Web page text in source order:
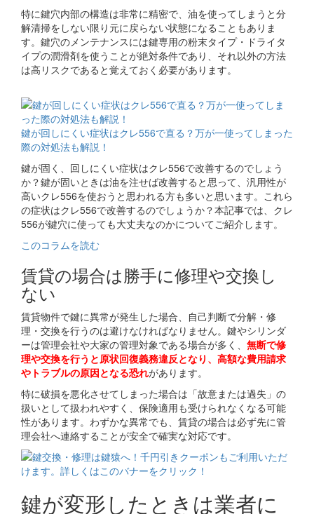
特に鍵穴内部の構造は非常に精密で、油を使ってしまうと分
解清掃をしない限り元に戻らない状態になることもありま
す。鍵穴のメンテナンスには鍵専用の粉末タイプ・ドライタ
イプの潤滑剤を使うことが絶対条件であり、それ以外の方法
は高リスクであると覚えておく必要があります。
鍵が回しにくい症状はクレ556で直る？万が一使ってしまった
際の対処法も解説！
鍵が固く、回しにくい症状はクレ556で改善するのでしょう
か？鍵が固いときは油を注せば改善すると思って、汎用性が
高いクレ556を使おうと思われる方も多いと思います。これら
の症状はクレ556で改善するのでしょうか？本記事では、クレ
556が鍵穴に使っても大丈夫なのかについてご紹介します。
このコラムを読む
賃貸の場合は勝手に修理や交換し
ない
賃貸物件で鍵に異常が発生した場合、自己判断で分解・修
理・交換を行うのは避けなければなりません。鍵やシリンダ
ーは管理会社や大家の管理対象である場合が多く、 無断で修
理や交換を行うと原状回復義務違反となり、高額な費用請求
やトラブルの原因となる恐れがあります。
特に破損を悪化させてしまった場合は「故意または過失」の
扱いとして扱われやすく、保険適用も受けられなくなる可能
性があります。わずかな異常でも、賃貸の場合は必ず先に管
理会社へ連絡することが安全で確実な対応です。
鍵が変形したときは業者に